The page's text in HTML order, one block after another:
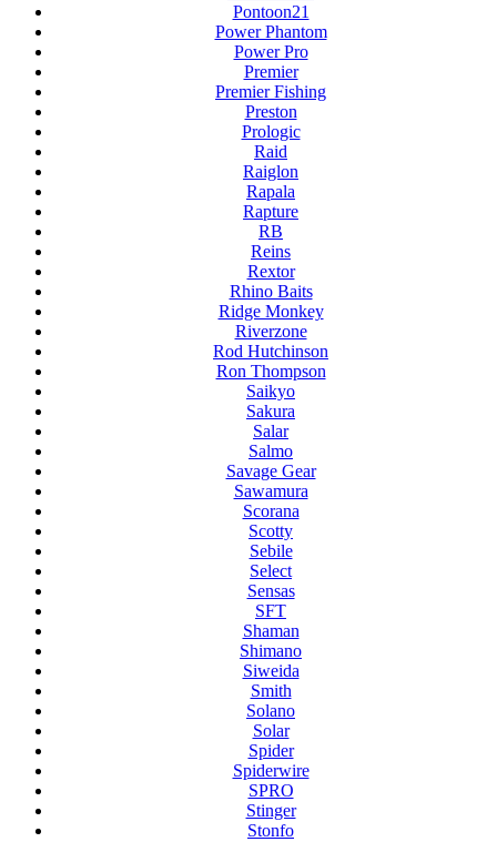
Pontoon21
Power Phantom
Power Pro
Premier
Premier Fishing
Preston
Prologic
Raid
Raiglon
Rapala
Rapture
RB
Reins
Rextor
Rhino Baits
Ridge Monkey
Riverzone
Rod Hutchinson
Ron Thompson
Saikyo
Sakura
Salar
Salmo
Savage Gear
Sawamura
Scorana
Scotty
Sebile
Select
Sensas
SFT
Shaman
Shimano
Siweida
Smith
Solano
Solar
Spider
Spiderwire
SPRO
Stinger
Stonfo